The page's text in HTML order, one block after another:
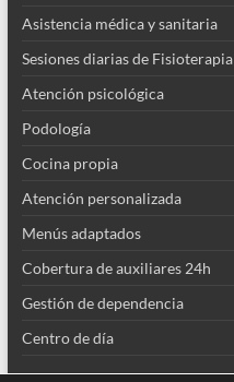
Asistencia médica y sanitaria
Sesiones diarias de Fisioterapia
Atención psicológica
Podología
Cocina propia
Atención personalizada
Menús adaptados
Cobertura de auxiliares 24h
Gestión de dependencia
Centro de día